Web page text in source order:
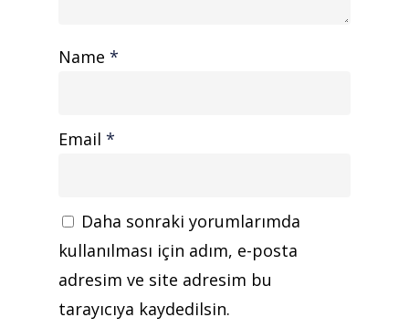
Name *
Email *
Daha sonraki yorumlarımda
kullanılması için adım, e-posta
adresim ve site adresim bu
tarayıcıya kaydedilsin.